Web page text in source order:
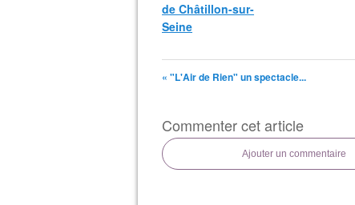
de Châtillon-sur-
Seine
« "L'Air de Rien" un spectacle...
Commenter cet article
Ajouter un commentaire